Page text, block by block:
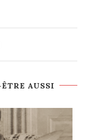
AUSSI